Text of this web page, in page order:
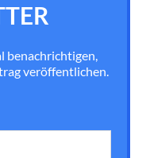
benachrichtigen,
veröffentlichen.